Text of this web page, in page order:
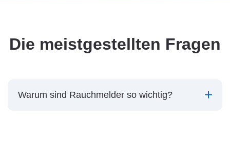
Die meistgestellten Fragen
Warum sind Rauchmelder so wichtig?